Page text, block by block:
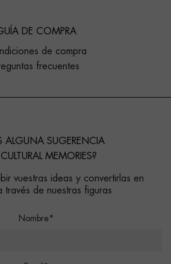
DE COMPRA
de compra
frecuentes
ALGUNA SUGERENCIA
MEMORIES?
vuestras ideas y convertirlas en
través de nuestras figuras
Nombre*